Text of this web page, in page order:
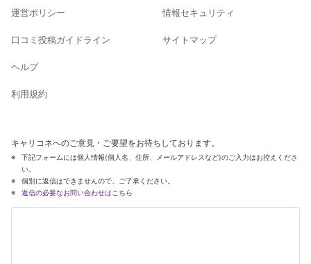
運営ポリシー
口コミ投稿ガイドライン
ヘルプ
利用規約
情報セキュリティ
サイトマップ
キャリコネへのご意見・ご要望をお待ちしております。
下記フォームには個人情報(個人名、住所、メールアドレスなど)のご入力はお控えくださ
い。
個別に返信はできませんので、ご了承ください。
返信の必要なお問い合わせはこちら